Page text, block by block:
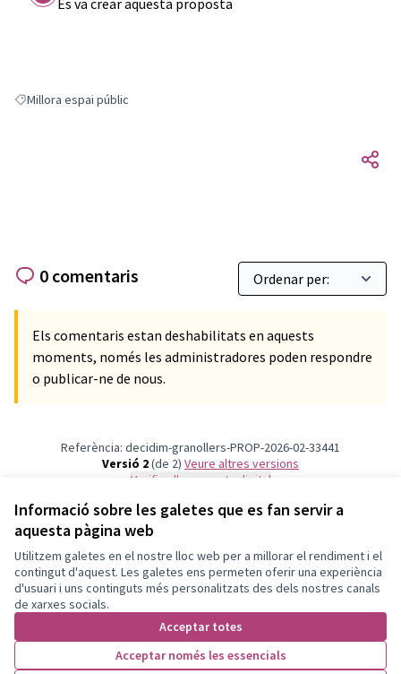
Informació sobre les galetes que es fan servir a
aquesta pàgina web
Utilitzem galetes en el nostre lloc web per a millorar el rendiment i el
contingut d'aquest. Les galetes ens permeten oferir una experiència
d'usuari i uns continguts més personalitzats des dels nostres canals
de xarxes socials.
Acceptar totes
Acceptar només les essencials
Es va crear aquesta proposta
Resultats en filtrar per: Millora espai públic
Millora espai públic
0 comentaris
Els comentaris estan deshabilitats en aquests
moments, només les administradores poden respondre
o publicar-ne de nous.
Referència: decidim-granollers-PROP-2026-02-33441
Versió 2(de 2)
veure altres versions
Verifica l'empremta digital
Termes i condicions d'ús
Configuració de les galetes
Granollers Participa a X
(Enllaç extern)
Granollers Participa a Facebook
(Enllaç extern)
Granollers Participa a Instagram
(Enllaç extern)
Granollers Participa a YouTube
(Enllaç extern)
Triar la llenguaElegir el idioma